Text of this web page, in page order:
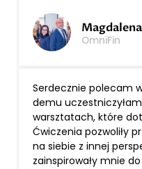
OmniFin
Serdecznie polecam
demu
warsztatach, które
Ćwiczenia pozwoliły
na siebie z innej
zainspirowały mnie